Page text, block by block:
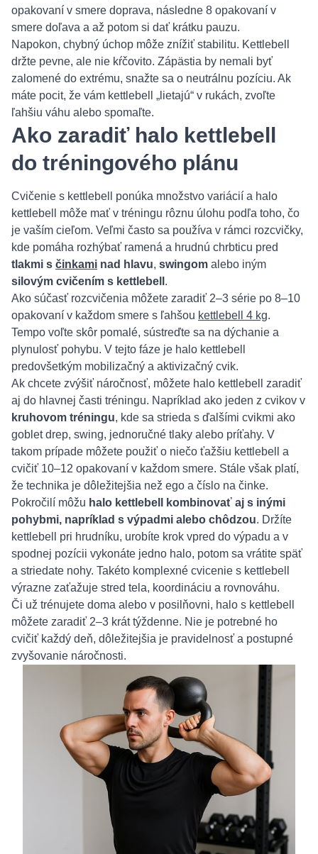
opakovaní v smere doprava, následne 8 opakovaní v
smere doľava a až potom si dať krátku pauzu.
Napokon, chybný úchop môže znížiť stabilitu. Kettlebell
držte pevne, ale nie kŕčovito. Zápästia by nemali byť
zalomené do extrému, snažte sa o neutrálnu pozíciu. Ak
máte pocit, že vám kettlebell „lietajú“ v rukách, zvoľte
ľahšiu váhu alebo spomaľte.
Ako zaradiť halo kettlebell
do tréningového plánu
Cvičenie s kettlebell ponúka množstvo variácií a halo
kettlebell môže mať v tréningu rôznu úlohu podľa toho, čo
je vaším cieľom. Veľmi často sa používa v rámci rozcvičky,
kde pomáha rozhýbať ramená a hrudnú chrbticu pred
tlakmi s činkami nad hlavu, swingom alebo iným
silovým cvičením s kettlebell .
Ako súčasť rozcvičenia môžete zaradiť 2–3 série po 8–10
opakovaní v každom smere s ľahšou kettlebell 4 kg.
Tempo voľte skôr pomalé, sústreďte sa na dýchanie a
plynulosť pohybu. V tejto fáze je halo kettlebell
predovšetkým mobilizačný a aktivizačný cvik.
Ak chcete zvýšiť náročnosť, môžete halo kettlebell zaradiť
aj do hlavnej časti tréningu. Napríklad ako jeden z cvikov v
kruhovom tréningu, kde sa strieda s ďalšími cvikmi ako
goblet drep, swing, jednoručné tlaky alebo príťahy. V
takom prípade môžete použiť o niečo ťažšiu kettlebell a
cvičiť 10–12 opakovaní v každom smere. Stále však platí,
že technika je dôležitejšia než ego a číslo na činke.
Pokročilí môžu halo kettlebell kombinovať aj s inými
pohybmi, napríklad s výpadmi alebo chôdzou. Držíte
kettlebell pri hrudníku, urobíte krok vpred do výpadu a v
spodnej pozícii vykonáte jedno halo, potom sa vrátite späť
a striedate nohy. Takéto komplexné cvicenie s kettlebell
výrazne zaťažuje stred tela, koordináciu a rovnováhu.
Či už trénujete doma alebo v posilňovni, halo s kettlebell
môžete zaradiť 2–3 krát týždenne. Nie je potrebné ho
cvičiť každý deň, dôležitejšia je pravidelnosť a postupné
zvyšovanie náročnosti.